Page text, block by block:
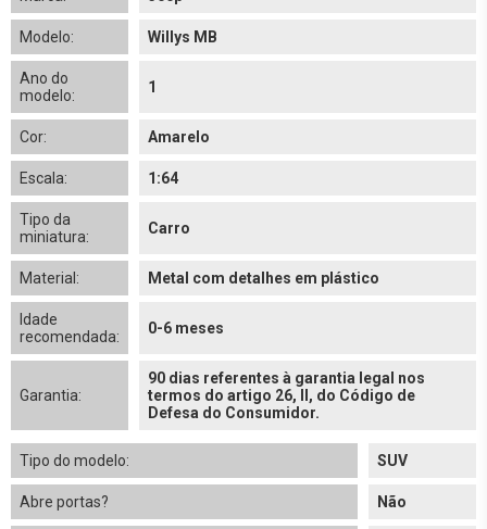
Modelo: Willys MB
Ano do
modelo:
1
Cor: Amarelo
Escala: 1:64
Tipo da
miniatura:
Carro
Material: Metal com detalhes em plástico
Idade
recomendada:
0-6 meses
Garantia:
90 dias referentes à garantia legal nos
termos do artigo 26, II, do Código de
Defesa do Consumidor.
Tipo do modelo: SUV
Abre portas? Não